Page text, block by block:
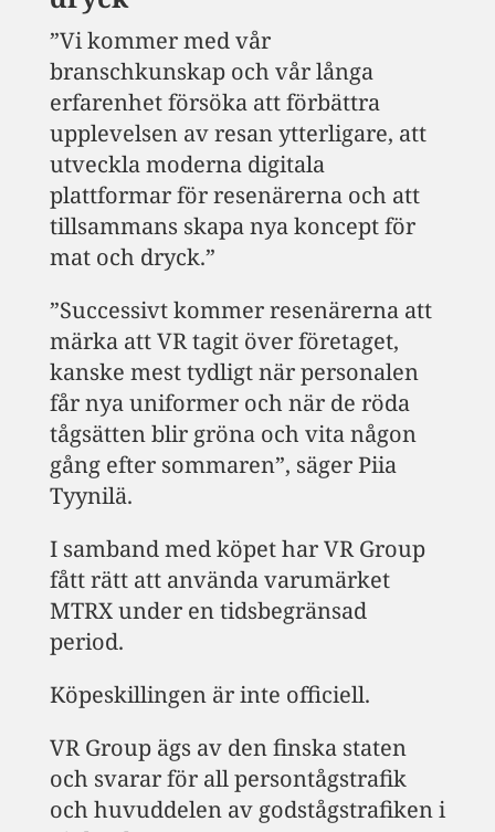
”Vi kommer med vår
branschkunskap och vår långa
erfarenhet försöka att förbättra
upplevelsen av resan ytterligare, att
utveckla moderna digitala
plattformar för resenärerna och att
tillsammans skapa nya koncept för
mat och dryck.”
”Successivt kommer resenärerna att
märka att VR tagit över företaget,
kanske mest tydligt när personalen
får nya uniformer och när de röda
tågsätten blir gröna och vita någon
gång efter sommaren”, säger Piia
Tyynilä.
I samband med köpet har VR Group
fått rätt att använda varumärket
MTRX under en tidsbegränsad
period.
Köpeskillingen är inte officiell.
VR Group ägs av den finska staten
och svarar för all persontågstrafik
och huvuddelen av godstågstrafiken i